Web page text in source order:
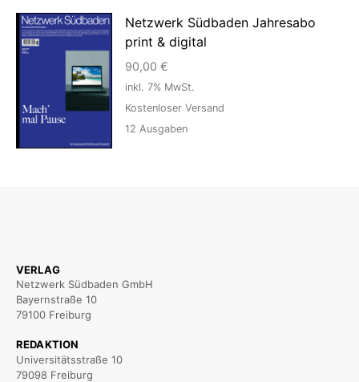
Netzwerk Südbaden Jahresabo
print & digital
90,00 €
inkl. 7% MwSt.
Kostenloser Versand
12 Ausgaben
VERLAG
Netzwerk Südbaden GmbH
Bayernstraße 10
79100 Freiburg
REDAKTION
Universitätsstraße 10
79098 Freiburg